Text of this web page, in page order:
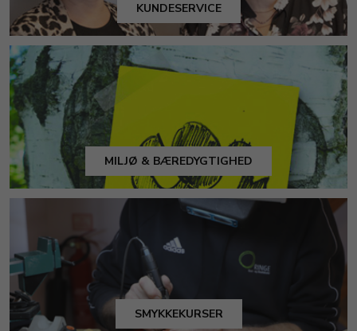
KUNDESERVICE
MILJØ & BÆREDYGTIGHED
SMYKKEKURSER